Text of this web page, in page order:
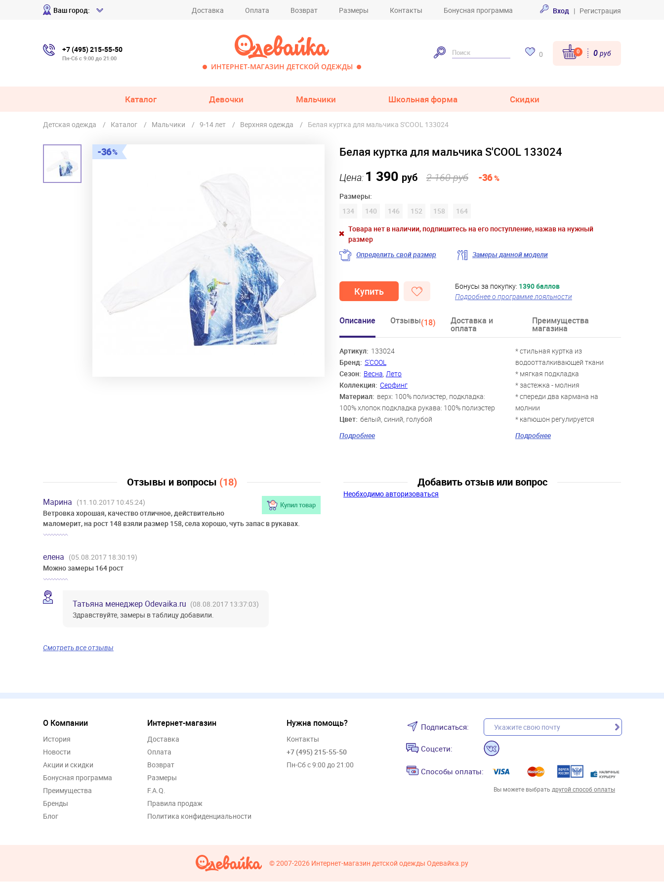
Ваш город: Доставка Оплата Возврат Размеры Контакты Бонусная программа Вход | Регистрация
+7 (495) 215-55-50
Пн-Сб с 9:00 до 21:00
ИНТЕРНЕТ-МАГАЗИН ДЕТСКОЙ ОДЕЖДЫ
0 0 0 руб
Каталог Девочки Мальчики Школьная форма Скидки
Детская одежда Каталог Мальчики 9-14 лет Верхняя одежда Белая куртка для мальчика S'COOL 133024
36 Белая куртка для мальчика S'COOL 133024
Цена:1 390 руб 2 160 руб -36%
Размеры:
134
140 146 152 158
164
Товара нет в наличии, подпишитесь на его поступление, нажав на нужный
размер
Определить свой размер
Замеры данной модели
Бонусы за покупку: 1390 баллов
Подробнее о программе лояльности
Купить
Описание Отзывы(18) Доставка и
оплата
Преимущества
магазина
Артикул: 133024
Бренд: S'COOL
Сезон: Весна, Лето
Коллекция: Серфинг
Материал: верх: 100% полиэстер, подкладка:
100% хлопок подкладка рукава: 100% полиэстер
Цвет: белый, синий, голубой
Скидка:
Пол: Мальчики
Подробнее
* стильная куртка из
водоотталкивающей ткани
* мягкая подкладка
* застежка - молния
* спереди два кармана на
молнии
* капюшон регулируется
внутренней резинкой со
стопперами
Подробнее
Отзывы и вопросы (18)
Марина Купил товар
(11.10.2017 10:45:24)
Ветровка хорошая, качество отличное, действительно
маломерит, на рост 148 взяли размер 158, села хорошо, чуть запас в рукавах.
елена (05.08.2017 18:30:19)
Можно замеры 164 рост
Татьяна менеджер Odevaika.ru (08.08.2017 13:37:03)
Здравствуйте, замеры в таблицу добавили.
Смотреть все отзывы
Добавить отзыв или вопрос
Необходимо авторизоваться
О Компании
История
Новости
Акции и скидки
Бонусная программа
Преимущества
Бренды
Блог
Интернет-магазин
Доставка
Оплата
Возврат
Размеры
F.A.Q.
Правила продаж
Политика конфиденциальности
Нужна помощь?
Контакты
+7 (495) 215-55-50
Пн-Сб с 9:00 до 21:00
Подписаться:
Соцсети:
Способы оплаты:
Вы можете выбрать другой способ оплаты
© 2007-2026 Интернет-магазин детской одежды Одевайка.ру